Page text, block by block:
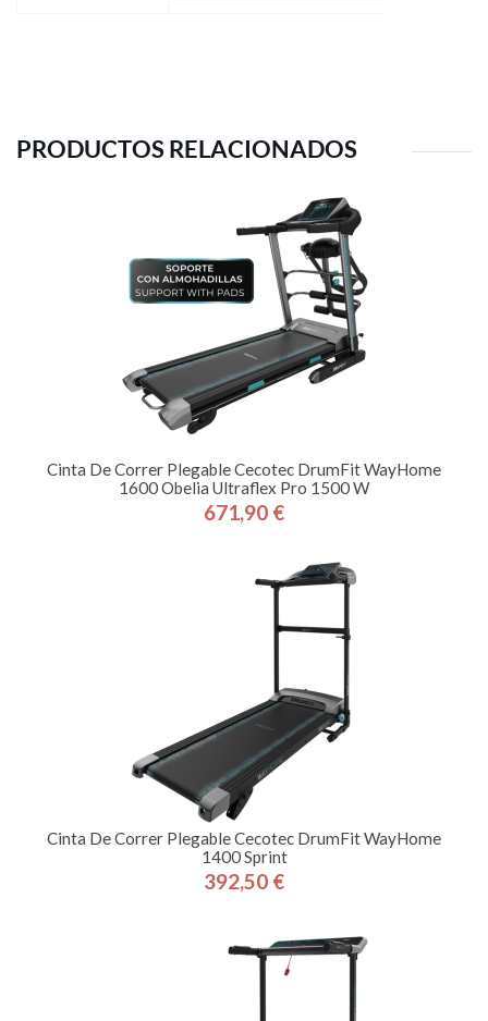
PRODUCTOS RELACIONADOS
Cinta De Correr Plegable Cecotec DrumFit WayHome
1600 Obelia Ultraflex Pro 1500 W
Precio
671,90 €
Cinta De Correr Plegable Cecotec DrumFit WayHome
1400 Sprint
Precio
392,50 €